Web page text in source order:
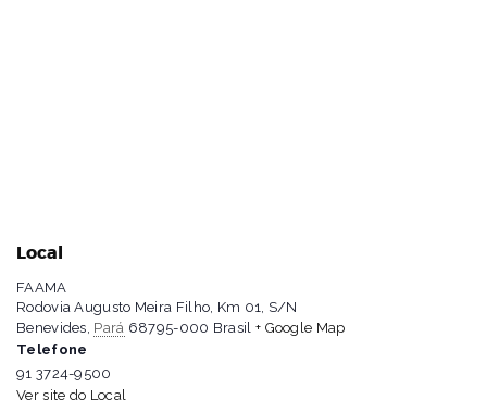
Local
FAAMA
Rodovia Augusto Meira Filho, Km 01, S/N
Benevides Pará 68795-000 Brasil + Google Map
Telefone
91 3724-9500
Ver site do Local